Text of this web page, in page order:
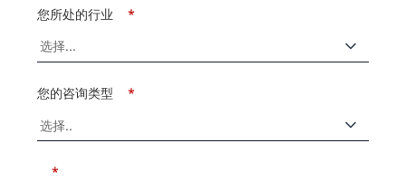
*
您所处的行业
*
您的咨询类型
*